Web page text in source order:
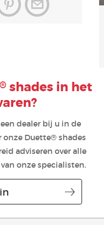
® shades in het
dealer bij u in de
Duette® shades
adviseren over alle
onze specialisten.